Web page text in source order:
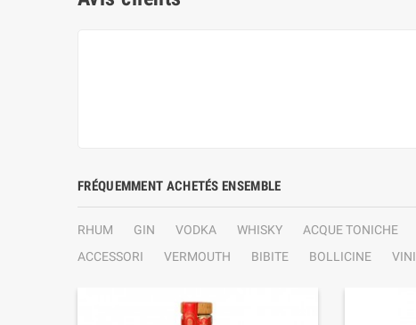
FRÉQUEMMENT ACHETÉS ENSEMBLE
RHUM GIN VODKA WHISKY ACQUE TONICHE
ACCESSORI
VERMOUTH BIBITE BOLLICINE VINI